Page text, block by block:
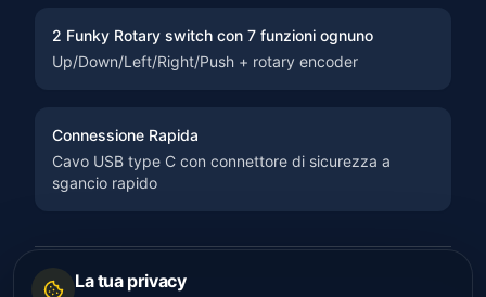
2 Funky Rotary switch con 7 funzioni ognuno
Up/Down/Left/Right/Push + rotary encoder
Connessione Rapida
Cavo USB type C con connettore di sicurezza a
sgancio rapido
La tua privacy